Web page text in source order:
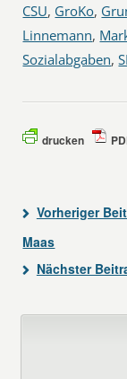
CSU, GroKo,
Linnemann,
Sozialabgaben,
drucken
Vorheriger
Maas
Nächster